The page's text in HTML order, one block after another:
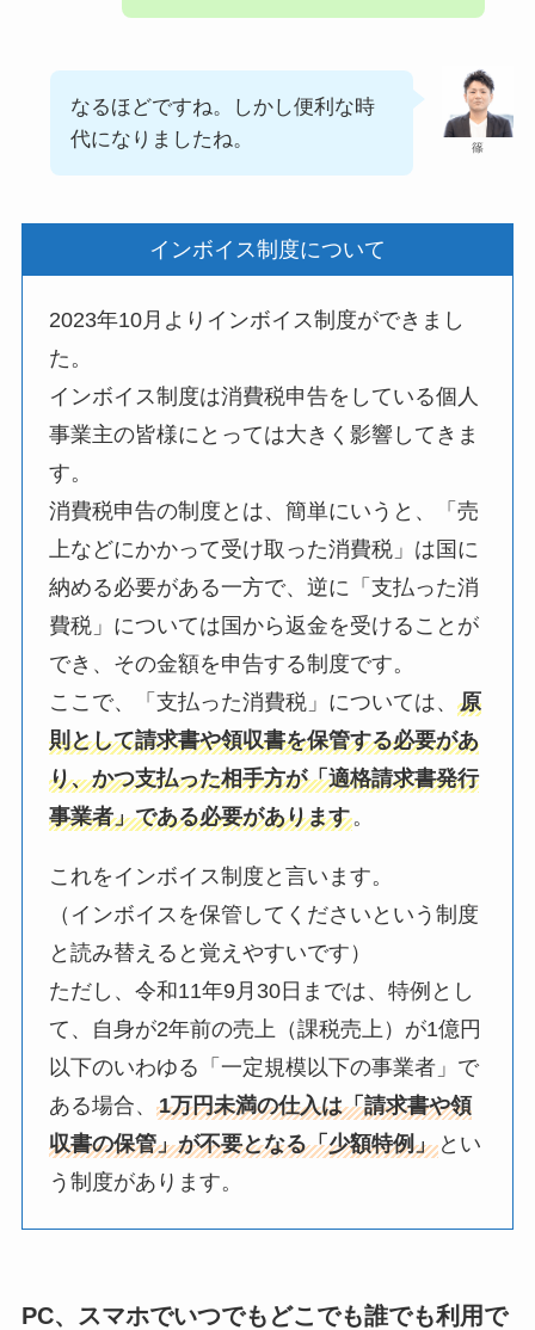
篠
なるほどですね。しかし便利な時
代になりましたね。
インボイス制度について
2023年10月よりインボイス制度ができまし
た。
インボイス制度は消費税申告をしている個人
事業主の皆様にとっては大きく影響してきま
す。
消費税申告の制度とは、簡単にいうと、「売
上などにかかって受け取った消費税」は国に
納める必要がある一方で、逆に「支払った消
費税」については国から返金を受けることが
でき、その金額を申告する制度です。
ここで、「支払った消費税」については、原
則として請求書や領収書を保管する必要があ
り、かつ支払った相手方が「適格請求書発行
事業者」である必要があります。
これをインボイス制度と言います。
（インボイスを保管してくださいという制度
と読み替えると覚えやすいです）
ただし、令和11年9月30日までは、特例とし
て、自身が2年前の売上（課税売上）が1億円
以下のいわゆる「一定規模以下の事業者」で
ある場合、1万円未満の仕入は「請求書や領
収書の保管」が不要となる「少額特例」 とい
う制度があります。
PC、スマホでいつでもどこでも誰でも利用で